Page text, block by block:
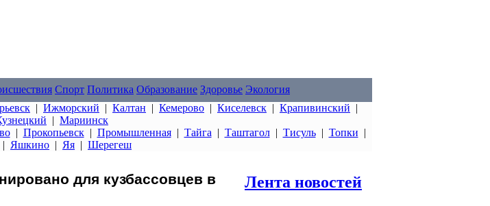
Спорт Политика Образование Здоровье Экология
| Ижморский | Калтан | Кемерово | Киселевск | Крапивинский |
| Мариинск
| Прокопьевск| Промышленная| Тайга | Таштагол| Тисуль| Топки |
| Яшкино | Яя | Шерегеш
для кузбассовцев в
Лента новостей